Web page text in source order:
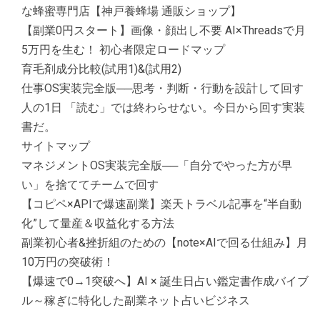
な蜂蜜専門店【神戸養蜂場 通販ショップ】
【副業0円スタート】画像・顔出し不要 AI×Threadsで月
5万円を生む！ 初心者限定ロードマップ
育毛剤成分比較(試用1)&(試用2)
仕事OS実装完全版──思考・判断・行動を設計して回す
人の1日 「読む」では終わらせない。今日から回す実装
書だ。
サイトマップ
マネジメントOS実装完全版──「自分でやった方が早
い」を捨ててチームで回す
【コピペ×APIで爆速副業】楽天トラベル記事を“半自動
化”して量産＆収益化する方法
副業初心者&挫折組のための【note×AIで回る仕組み】月
10万円の突破術！
【爆速で0→1突破へ】AI × 誕生日占い鑑定書作成バイブ
ル～稼ぎに特化した副業ネット占いビジネス